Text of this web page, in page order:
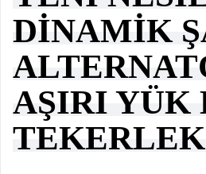
DİNAMİK
AŞIRI YÜK